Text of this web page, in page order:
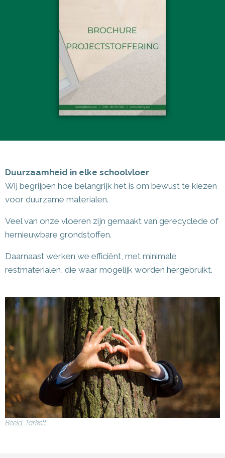
Beeld: Tarkett
Duurzaamheid in elke schoolvloer
Wij begrijpen hoe belangrijk het is om bewust te kiezen
voor duurzame materialen.
Veel van onze vloeren zijn gemaakt van gerecyclede of
hernieuwbare grondstoffen.
Daarnaast werken we efficiënt, met minimale
restmaterialen, die waar mogelijk worden hergebruikt.